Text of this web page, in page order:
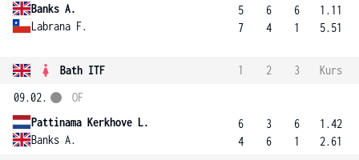
Banks A.
Labrana F.
5
7
6
4
6
1
1.11
5.51
Bath ITF 1 2 3
Kurs
09.02.
Pattinama Kerkhove L.
Banks A.
OF
6
4
3
6
6
1
1.42
2.61